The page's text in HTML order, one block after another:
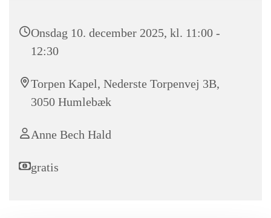
Onsdag 10. december 2025, kl. 11:00 -
12:30
Torpen Kapel, Nederste Torpenvej 3B,
3050 Humlebæk
Anne Bech Hald
gratis